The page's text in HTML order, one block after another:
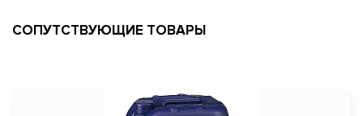
СОПУТСТВУЮЩИЕ ТОВАРЫ